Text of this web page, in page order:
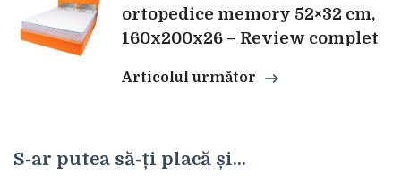
ortopedice memory 52×32 cm,
160x200x26 – Review complet
Articolul următor
S-ar putea să-ți placă și...